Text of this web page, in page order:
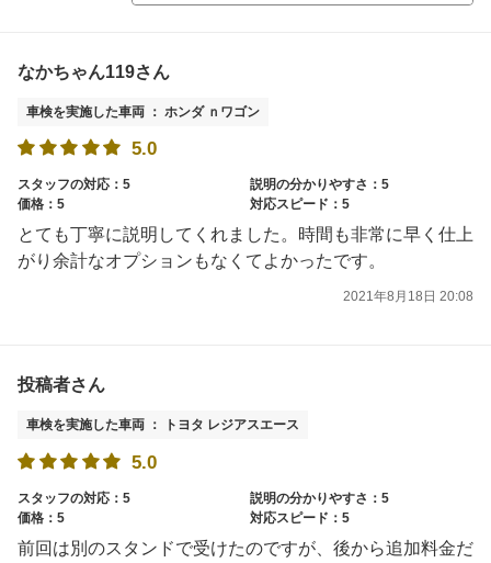
なかちゃん119さん
車検を実施した車両 ： ホンダ ｎワゴン
5.0
スタッフの対応：5
説明の分かりやすさ：5
価格：5
対応スピード：5
とても丁寧に説明してくれました。時間も非常に早く仕上
がり余計なオプションもなくてよかったです。
2021年8月18日 20:08
投稿者さん
車検を実施した車両 ： トヨタ レジアスエース
5.0
スタッフの対応：5
説明の分かりやすさ：5
価格：5
対応スピード：5
前回は別のスタンドで受けたのですが、後から追加料金だ